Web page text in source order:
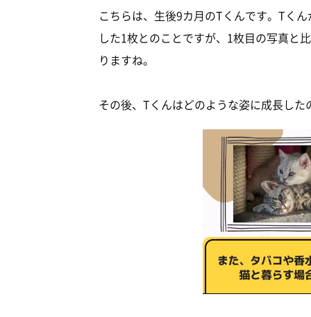
こちらは、生後9カ月のTくんです。Tく
した1枚とのことですが、1枚目の写真と
りますね。
その後、Tくんはどのような姿に成長した